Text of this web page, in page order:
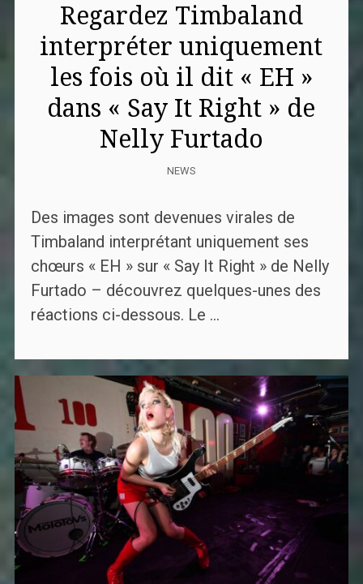
Regardez Timbaland
interpréter uniquement
les fois où il dit « EH »
dans « Say It Right » de
Nelly Furtado
NEWS
Des images sont devenues virales de
Timbaland interprétant uniquement ses
chœurs « EH » sur « Say It Right » de Nelly
Furtado – découvrez quelques-unes des
réactions ci-dessous. Le ...